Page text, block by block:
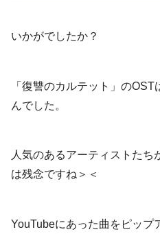
いかがでしたか？
「復讐のカルテット」の
んでした。
人気のあるアーティストたち
は残念ですね＞＜
YouTubeにあった曲をピップ